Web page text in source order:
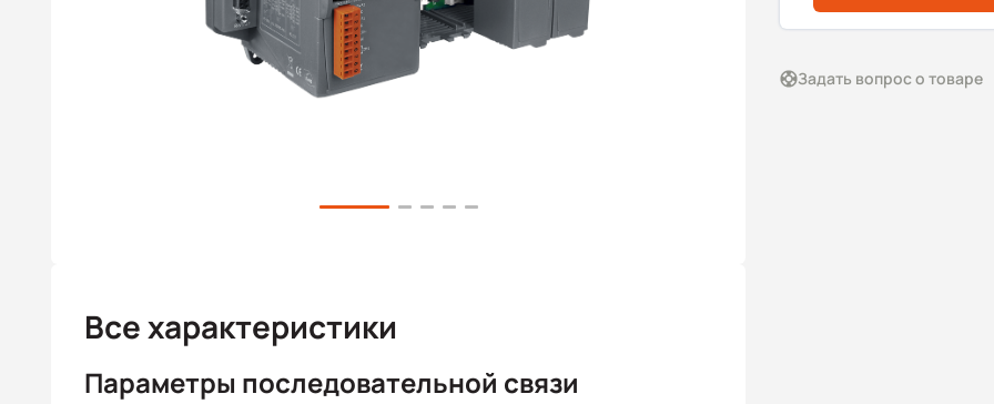
Задать вопрос о товаре
Все характеристики
Параметры последовательной связи